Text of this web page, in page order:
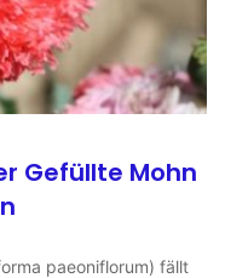
Gefüllte Mohn
paeoniflorum) fällt